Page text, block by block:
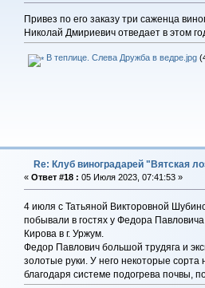
Привез по его заказу три саженца
Николай Дмириевич отведает в этом
В теплице. Слева Дружба в ведре.jpg
Re: Клуб виноградарей "Вятская
« Ответ #18 : 05 Июля 2023, 07:41:53 »
4 июля с Татьяной Викторовной
побывали в гостях у Федора
Кирова в г. Уржум.
Федор Павлович большой трудяга и
золотые руки. У него некоторые
благодаря системе подогрева почвы,